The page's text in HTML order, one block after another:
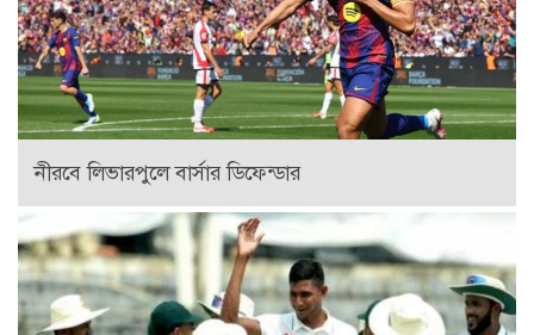
নীরবে লিভারপুলে বার্সার ডিফেন্ডার